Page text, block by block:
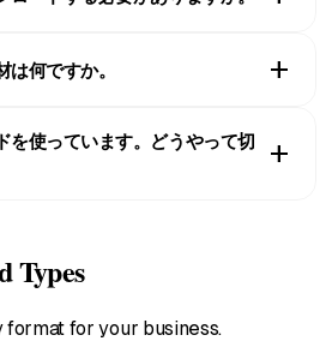
Walletに入ります。銀行カードと並ん
何ですか。 add
をスキャンすると、商品を包んで袋
が付きます。カードリーダーや特別な
を使っています。どうやって切
add
き、お客様にお会計のときに登録し
う心配もありません。30日間の無料ト
トカードの登録は不要なので、切り替
ら進められます。
Types
for your business.